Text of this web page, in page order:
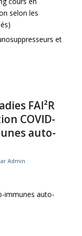
selon les
et
FAI²R
COVID-
auto-
Admin
immunes auto-